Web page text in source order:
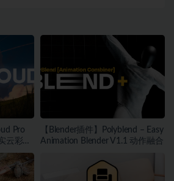
Pro
云彩生
【Blender插件】Polyblend – Easy
Animation Blender V1.1 动作融合